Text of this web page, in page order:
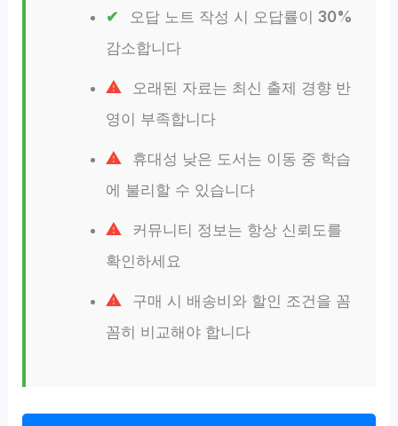
오답 노트 작성 시 오답률이 30%
감소합니다
오래된 자료는 최신 출제 경향 반
영이 부족합니다
휴대성 낮은 도서는 이동 중 학습
에 불리할 수 있습니다
커뮤니티 정보는 항상 신뢰도를
확인하세요
구매 시 배송비와 할인 조건을 꼼
꼼히 비교해야 합니다